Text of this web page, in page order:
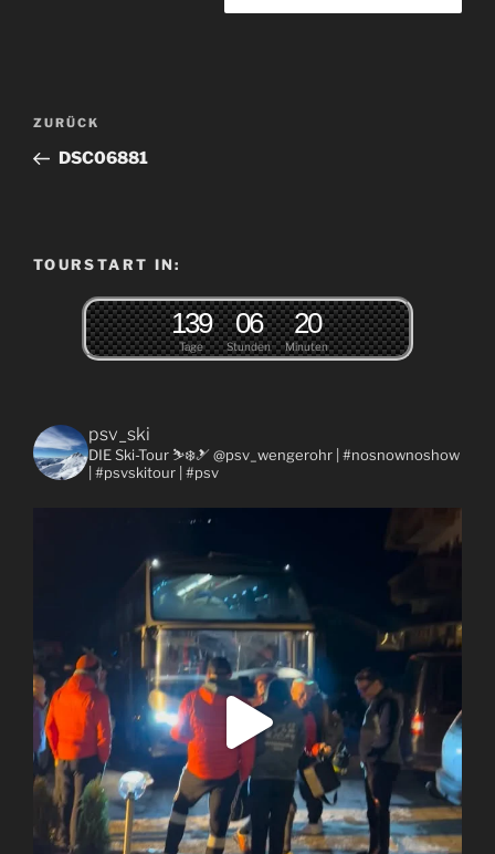
Beitragsnavigation
Vorheriger
Beitrag
ZURÜCK
DSC06881
TOURSTART IN:
Tage
139
Stunden
06
Minuten
20
psv_ski
DIE Ski-Tour ⛷❄️🎿 @psv_wengerohr | #nosnownoshow
| #psvskitour | #psv